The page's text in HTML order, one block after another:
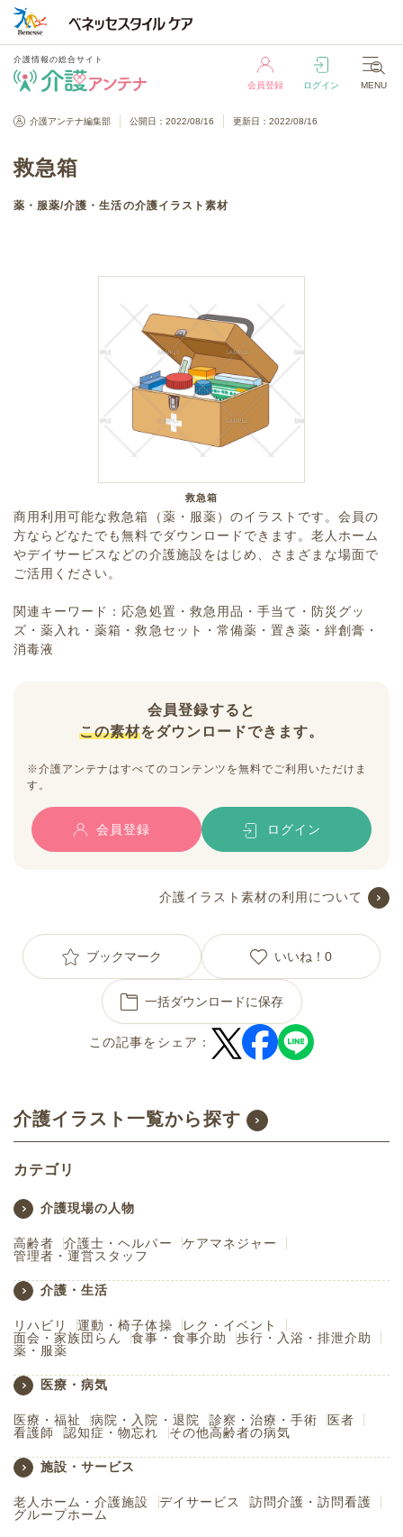
介護情報の総合サイト
会員登録 ログイン MENU
介護情報の総合サイト
介護アンテナ編集部 公開日：2022/08/16 更新日：2022/08/16
救急箱
薬・服薬/介護・生活の介護イラスト素材
救急箱
商用利用可能な救急箱（薬・服薬）のイラストです。会員の
方ならどなたでも無料でダウンロードできます。老人ホーム
やデイサービスなどの介護施設をはじめ、さまざまな場面で
ご活用ください。
関連キーワード：応急処置・救急用品・手当て・防災グッ
ズ・薬入れ・薬箱・救急セット・常備薬・置き薬・絆創膏・
消毒液
会員登録すると
この素材をダウンロードできます。
※介護アンテナはすべてのコンテンツを無料でご利用いただけま
す。
会員登録 ログイン
介護イラスト素材の利用について
ブックマーク いいね！ 0
一括ダウンロードに保存
この記事をシェア：
介護イラスト一覧から探す
カテゴリ
介護現場の人物
高齢者 介護士・ヘルパー
ケアマネジャー
管理者・運営スタッフ
介護・生活
リハビリ 運動・椅子体操
レク・イベント
面会・家族団らん
食事・食事介助
歩行・入浴・排泄介助
薬・服薬
医療・病気
医療・福祉 病院・入院・退院 診察・治療・手術
医者
看護師
認知症・物忘れ その他高齢者の病気
施設・サービス
老人ホーム・介護施設 デイサービス
訪問介護・訪問看護
グループホーム